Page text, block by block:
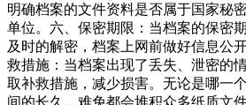
明确档案的文件资料是否属于国家秘
单位。六、保密期限：当档案的保密
及时的解密，档案上网前做好信息公
救措施：当档案出现了丢失、泄密的
取补救措施，减少损害。无论是哪一